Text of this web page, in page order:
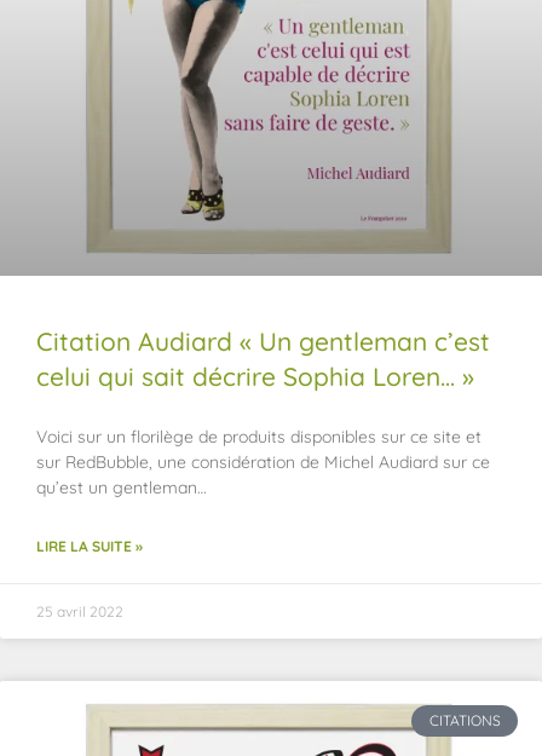
Citation Audiard « Un gentleman c’est
celui qui sait décrire Sophia Loren… »
Voici sur un florilège de produits disponibles sur ce site et
sur RedBubble, une considération de Michel Audiard sur ce
qu’est un gentleman…
LIRE LA SUITE »
25 avril 2022
CITATIONS